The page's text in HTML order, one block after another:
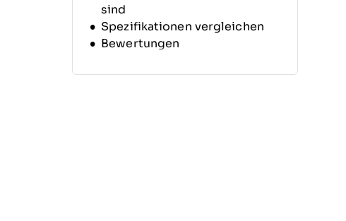
sind
Spezifikationen vergleichen
Bewertungen
HaloITSM